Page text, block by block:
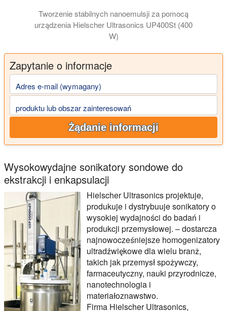
Tworzenie stabilnych nanoemulsji za pomocą
urządzenia Hielscher Ultrasonics UP400St (400
W)
Zapytanie o informacje
Adres e-mail (wymagany)
produktu lub obszar zainteresowań
Żądanie informacji
Wysokowydajne sonikatory sondowe do
ekstrakcji i enkapsulacji
Hielscher Ultrasonics projektuje,
produkuje i dystrybuuje sonikatory o
wysokiej wydajności do badań i
produkcji przemysłowej. – dostarcza
najnowocześniejsze homogenizatory
ultradźwiękowe dla wielu branż,
takich jak przemysł spożywczy,
farmaceutyczny, nauki przyrodnicze,
nanotechnologia i
materiałoznawstwo.
Firma Hielscher Ultrasonics,